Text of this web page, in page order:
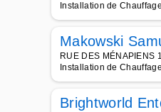
Installation de
Makowski
RUE DES MÉNAPIENS
Installation de
Brightworld